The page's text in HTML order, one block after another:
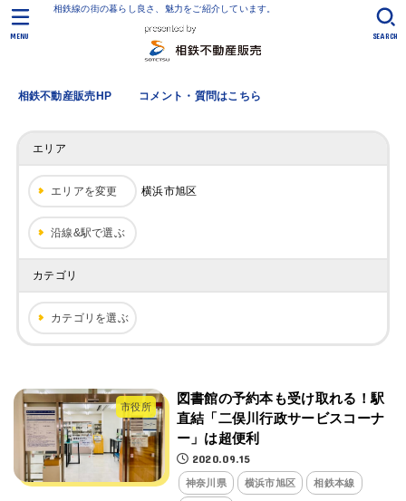
相鉄線の街の暮らし良さ、魅力をご紹介しています。
相鉄不動産販売HP コメント・質問はこちら
SEARCH
MENU
エリア
エリアを変更 横浜市旭区
沿線&駅で選ぶ
カテゴリ
カテゴリを選ぶ
市役所
図書館の予約本も受け取れる！駅
直結「二俣川行政サービスコーナ
ー」は超便利
2020.09.15
神奈川県 横浜市旭区 相鉄本線